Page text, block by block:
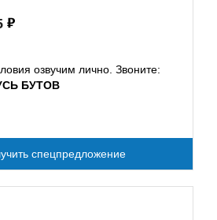
озвучим лично. Звоните:
БУТОВ
спецпредложение